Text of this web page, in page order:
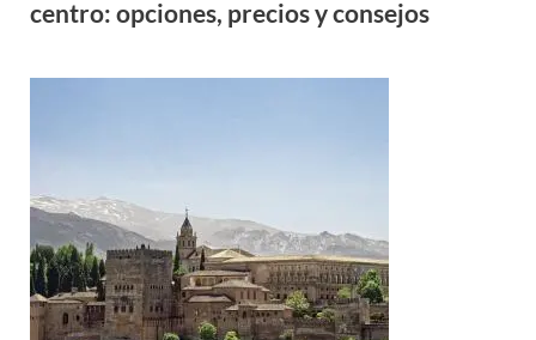
centro: opciones, precios y consejos